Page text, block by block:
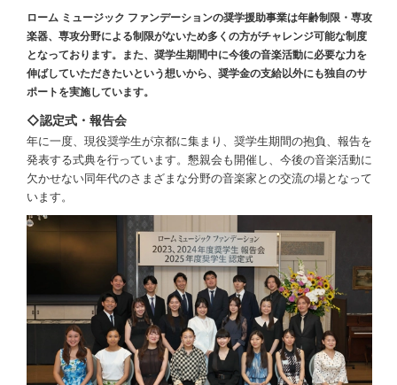
ローム ミュージック ファンデーションの奨学援助事業は年齢制限・専攻
楽器、専攻分野による制限がないため多くの方がチャレンジ可能な制度
となっております。また、奨学生期間中に今後の音楽活動に必要な力を
伸ばしていただきたいという想いから、奨学金の支給以外にも独自のサ
ポートを実施しています。
◇認定式・報告会
年に一度、現役奨学生が京都に集まり、奨学生期間の抱負、報告を
発表する式典を行っています。懇親会も開催し、今後の音楽活動に
欠かせない同年代のさまざまな分野の音楽家との交流の場となって
います。